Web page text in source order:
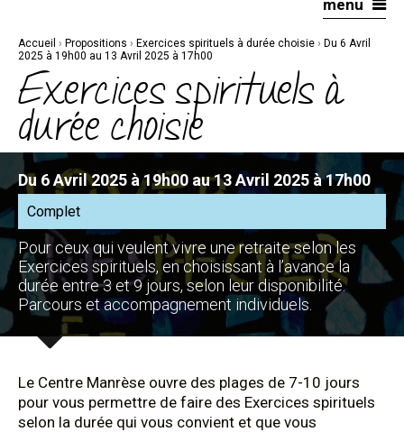
navigation
menu
Accueil › Propositions › Exercices spirituels à durée choisie › Du 6 Avril
2025 à 19h00 au 13 Avril 2025 à 17h00
Exercices spirituels à
durée choisie
Du 6 Avril 2025 à 19h00 au 13 Avril 2025 à 17h00
Complet
Pour ceux qui veulent vivre une retraite selon les
Exercices spirituels, en choisissant à l’avance la
durée entre 3 et 9 jours, selon leur disponibilité.
Parcours et accompagnement individuels.
Le Centre Manrèse ouvre des plages de 7-10 jours
pour vous permettre de faire des Exercices spirituels
selon la durée qui vous convient et que vous